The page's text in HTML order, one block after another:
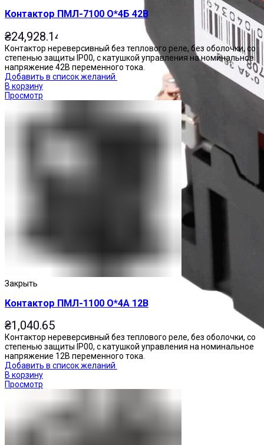
Контактор ПМЛ-7100 О*4Б 42В
₴24,928.14
Контактор нереверсивный без теплового реле, без оболочки, со
степенью защиты IP00, с катушкой управления на номинальное
напряжение 42В переменного тока.
Добавить в список желаний
В корзину
Просмотр
Закрыть
Контактор ПМЛ-1100 О*4А 12В
₴1,040.65
Контактор нереверсивный без теплового реле, без оболочки, со
степенью защиты IP00, с катушкой управления на номинальное
напряжение 12В переменного тока.
Добавить в список желаний
В корзину
Просмотр